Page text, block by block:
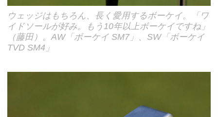
ウェッジはもちろん、長く愛用するボーケイ。「ワ
イドソールが好み。もう10年以上ボーケイですね」
（藤田）。AW「ボーケイ SM7」、SW「ボーケイ
TVD SM4」